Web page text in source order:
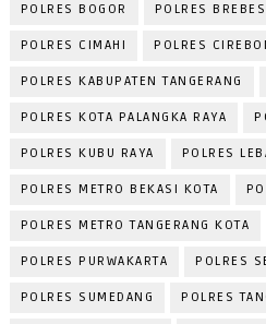
POLRES BOGOR POLRES BREBES
POLRES CIMAHI POLRES
POLRES KABUPATEN TANGERANG
POLRES KOTA PALANGKA RAYA
POLRES KUBU RAYA POLRES
POLRES METRO BEKASI KOTA
POLRES METRO TANGERANG KOTA
POLRES PURWAKARTA POLRES
POLRES SUMEDANG POLRES